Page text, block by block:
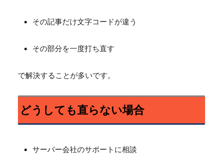
その記事だけ文字コードが違う
その部分を一度打ち直す
で解決することが多いです。
どうしても直らない場合
サーバー会社のサポートに相談